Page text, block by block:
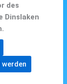
des
Dinslaken